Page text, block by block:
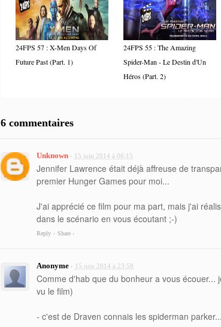
24FPS 57 : X-Men Days Of
Future Past (Part. 1)
24FPS 55 : The Amazing
Spider-Man - Le Destin d'Un
Héros (Part. 2)
6 commentaires
Unknown • 15 juin 2014 à 06:15
Jennifer Lawrence était déjà affreuse de
premier Hunger Games pour moi...
J'ai apprécié ce film pour ma part, mais j'ai
dans le scénario en vous écoutant ;-)
Reply • Share ›
Anonyme • 15 juin 2014 à 23:58
Comme d'hab que du bonheur a vous écouer...
vu le film)
- c'est de Draven connais les spiderman